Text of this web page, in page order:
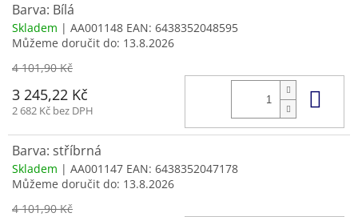
Barva: Bílá
Skladem | AA001148 EAN: 6438352048595
Můžeme doručit do: 13.8.2026
4 101,90 Kč
3 245,22 Kč
2 682 Kč bez DPH
Barva: stříbrná
Skladem | AA001147 EAN: 6438352047178
Můžeme doručit do: 13.8.2026
4 101,90 Kč